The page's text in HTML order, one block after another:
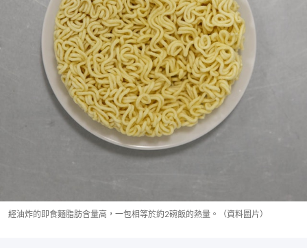
經油炸的即食麵脂肪含量高，一包相等於約2碗飯的熱量。（資料圖片）